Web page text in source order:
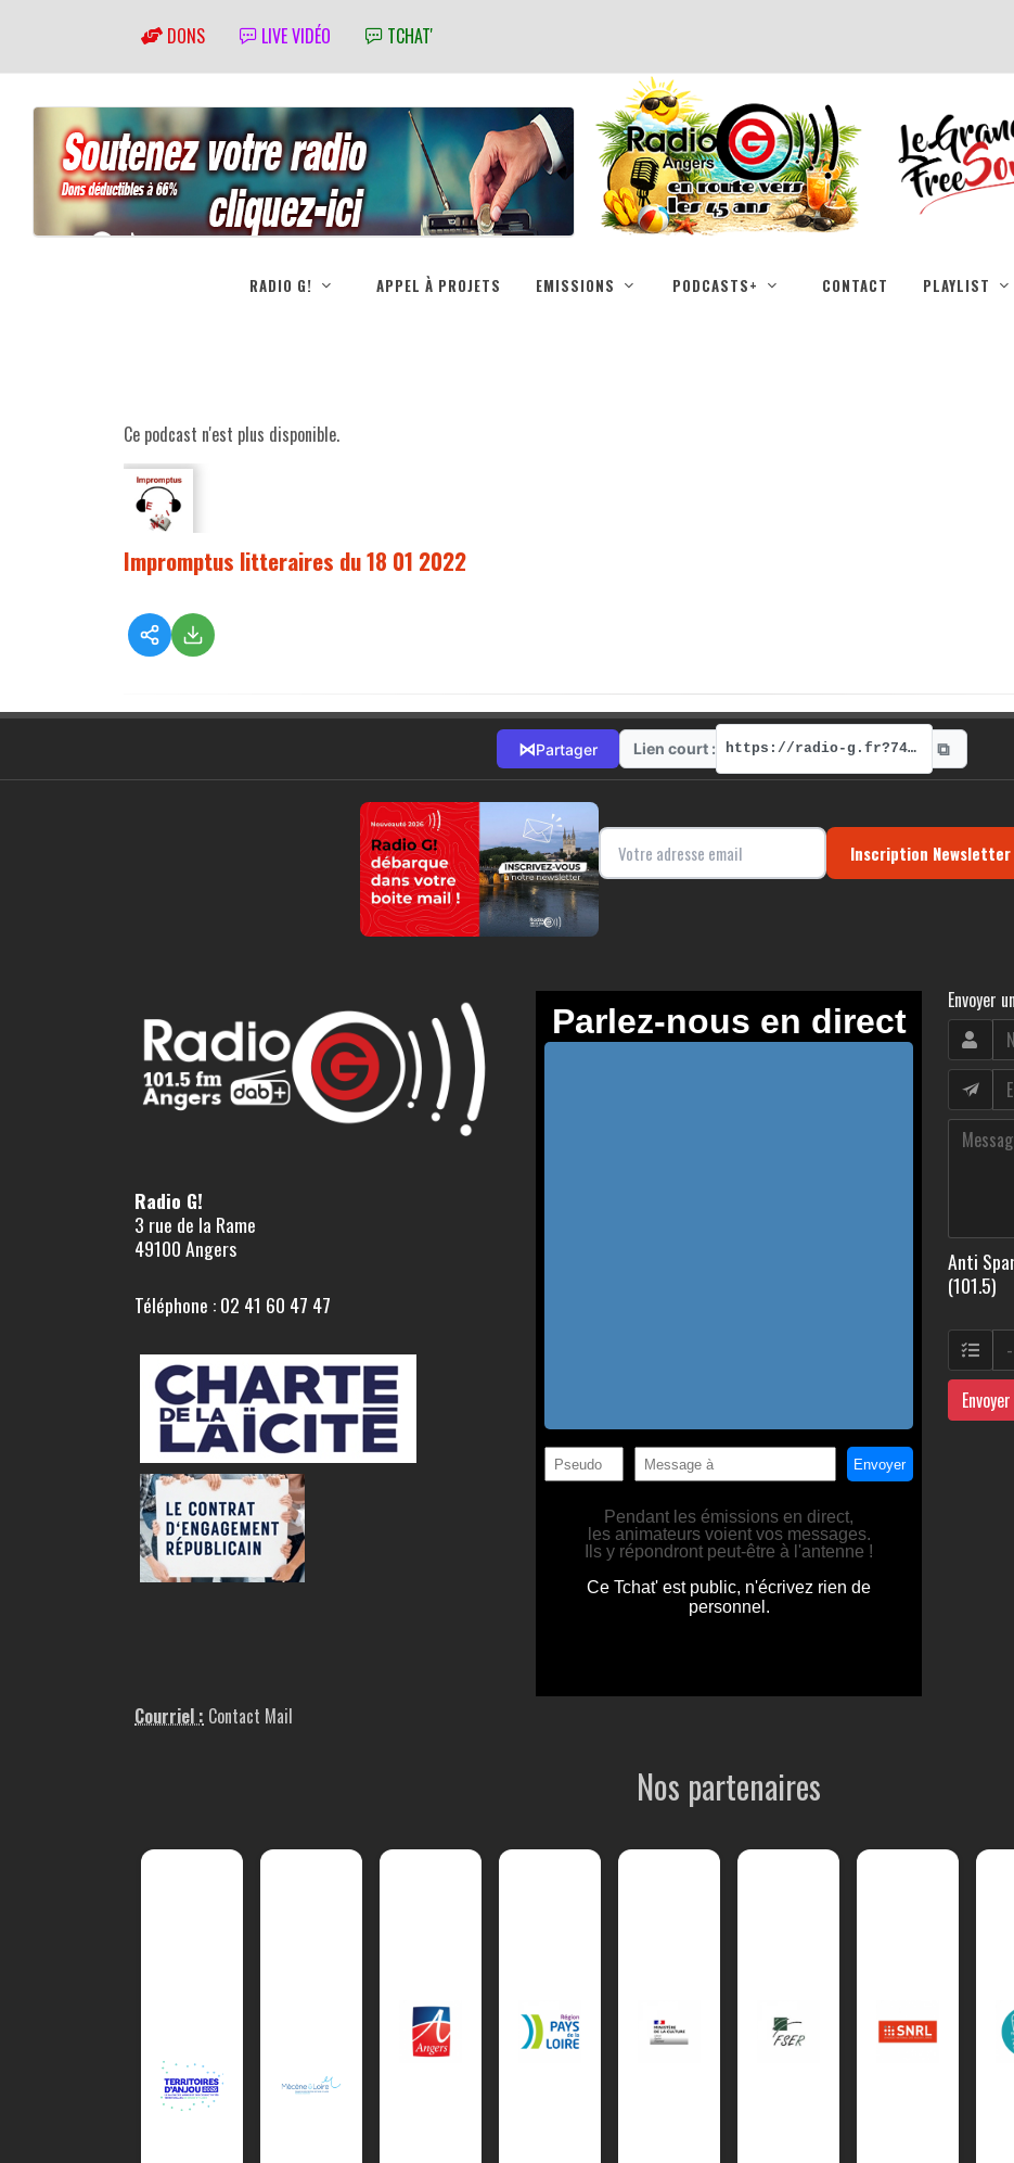
DONS LIVE VIDÉO TCHAT'
RADIO G! APPEL À PROJETS EMISSIONS PODCASTS+ CONTACT PLAYLIST
Ce podcast n'est plus disponible.
Impromptus litteraires du 18 01 2022
⋈Partager Lien court : https://radio-g.fr?7423 ⧉
Inscription
Radio G!
3 rue de la Rame
49100 Angers
Téléphone : 02 41 60 47 47
Courriel : Contact Mail
Envoyer
Anti
(101.5)
Envoyer
Nos partenaires